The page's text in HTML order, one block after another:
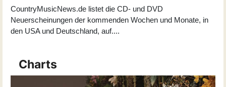
CountryMusicNews.de listet die CD- und DVD
Neuerscheinungen der kommenden Wochen und Monate, in
den USA und Deutschland, auf....
Charts